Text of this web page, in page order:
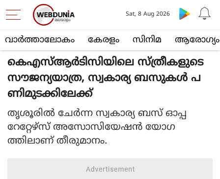
വാര്‍ത്താലോകം കേരളം സിനിമ ആരോഗ്യം
Sat, 8 Aug 2026
കെഎസ്ആർടിസിയിലെ സ്ത്രീകളുടെ
സൗജന്യയാത്ര, സ്വകാര്യ ബസുകൾ പ
ണിമുടക്കിലേക്ക്
തൃശൂരില്‍ ചേര്‍ന്ന സ്വകാര്യ ബസ് ഓപ്പ
റേറ്റേഴ്‌സ് അസോസിയേഷന്‍ യോഗ
ത്തിലാണ് തീരുമാനം.